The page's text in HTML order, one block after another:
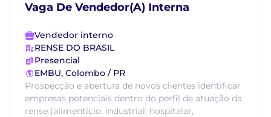
Vaga De Vendedor(A) Interna
Vendedor interno
RENSE DO BRASIL
Presencial
EMBU, Colombo / PR
Prospecção e abertura de novos clientes identificar
empresas potenciais dentro do perfil de atuação da
rense (alimentício, industrial, hospitalar,